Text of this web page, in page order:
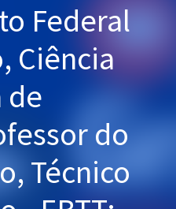
Federal
Ciência
de
do
Técnico